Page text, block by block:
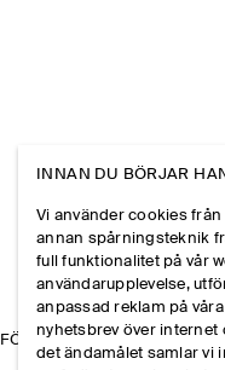
FÖRETAGET
INNAN DU BÖRJAR
Vi använder cookies
annan spårningsteknik
full funktionalitet på vår
användarupplevelse,
anpassad reklam på
nyhetsbrev över internet
det ändamålet samlar vi